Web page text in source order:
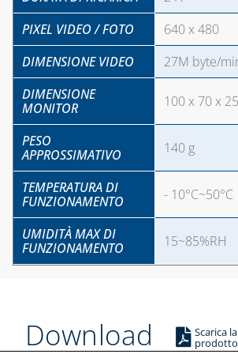
LIQUIDI
DISINCROSTANTI
E POMPE DI
LAVAGGIO
PRESSOSTATI
RIDUTTORI DI
PRESSIONE
SOLARE TERMICO
VALVOLE A
FARFALLA E FILTRI
A Y
VALVOLE DI ZONA
E SICUREZZA
PIXEL VIDEO / FOTO
640 x 480
DIMENSIONE VIDEO
27M byte/
DIMENSIONE
MONITOR
100 x 70 x
PESO
APPROSSIMATIVO
140 g
TEMPERATURA DI
FUNZIONAMENTO
- 10°C~50°C
UMIDITÀ MAX DI
FUNZIONAMENTO
15~85%RH
Download Scarica
prodotto